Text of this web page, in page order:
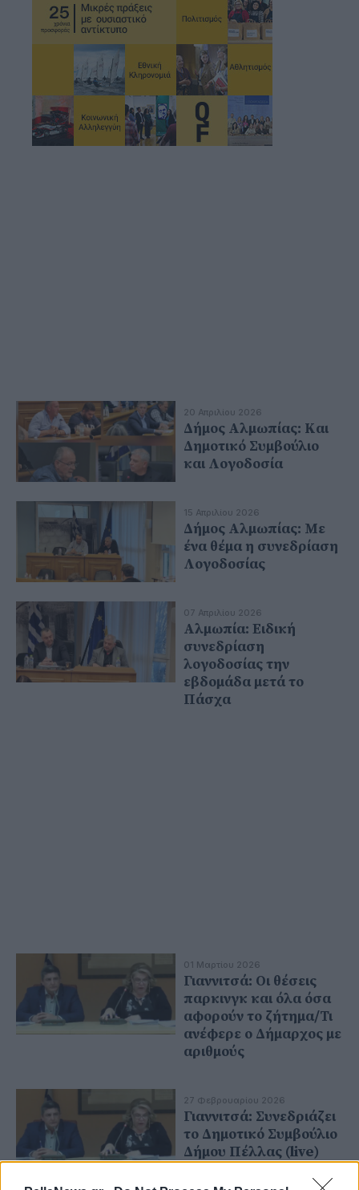
20 Απριλίου 2026
Δήμος Αλμωπίας: Και
Δημοτικό Συμβούλιο
και Λογοδοσία
15 Απριλίου 2026
Δήμος Αλμωπίας: Με
ένα θέμα η συνεδρίαση
Λογοδοσίας
07 Απριλίου 2026
Αλμωπία: Ειδική
συνεδρίαση
λογοδοσίας την
εβδομάδα μετά το
Πάσχα
01 Μαρτίου 2026
Γιαννιτσά: Οι θέσεις
παρκινγκ και όλα όσα
αφορούν το ζήτημα/Τι
ανέφερε ο Δήμαρχος με
αριθμούς
27 Φεβρουαρίου 2026
Γιαννιτσά: Συνεδριάζει
το Δημοτικό Συμβούλιο
Δήμου Πέλλας (live)